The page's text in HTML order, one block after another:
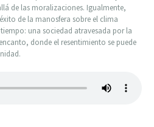
de las moralizaciones. Igualmente,
de la manosfera sobre el clima
una sociedad atravesada por la
donde el resentimiento se puede